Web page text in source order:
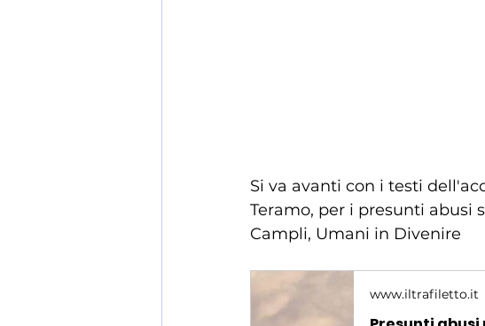
Si va avanti con i testi
Teramo, per i presunti abusi
Campli, Umani in Divenire
www.iltrafiletto.it